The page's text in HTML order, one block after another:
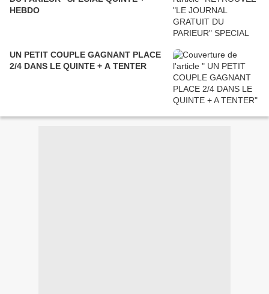
HEBDO
UN PETIT COUPLE GAGNANT PLACE
2/4 DANS LE QUINTE + A TENTER